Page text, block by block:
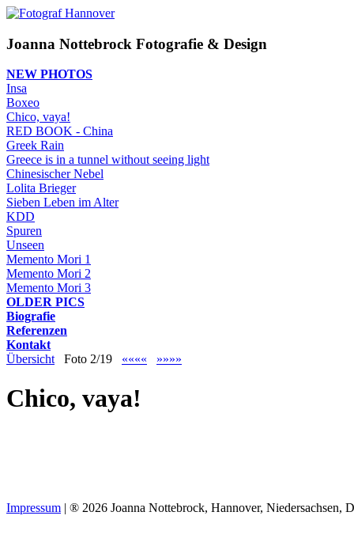
Joanna Nottebrock Fotografie & Design
NEW PHOTOS
Insa
Boxeo
Chico, vaya!
RED BOOK - China
Greek Rain
Greece is in a tunnel without seeing light
Chinesischer Nebel
Lolita Brieger
Sieben Leben im Alter
KDD
Spuren
Unseen
Memento Mori 1
Memento Mori 2
Memento Mori 3
OLDER PICS
Biografie
Referenzen
Kontakt
ÜbersichtFoto 2/19 «««« »»»»
Chico, vaya!
Impressum | ® 2026 Joanna Nottebrock, Hannover, Niedersachsen,